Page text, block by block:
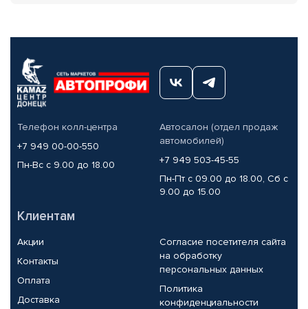
Телефон колл-центра
+7 949 00-00-550
Пн-Вс с 9.00 до 18.00
Автосалон (отдел продаж
автомобилей)
+7 949 503-45-55
Пн-Пт с 09.00 до 18.00, Сб с
9.00 до 15.00
Клиентам
Акции
Контакты
Оплата
Доставка
Согласие посетителя сайта
на обработку
персональных данных
Политика
конфиденциальности